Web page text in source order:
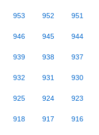
953 952 951
946 945 944
939 938 937
932 931 930
925 924 923
918 917 916